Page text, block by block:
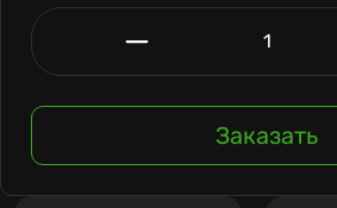
Заказать